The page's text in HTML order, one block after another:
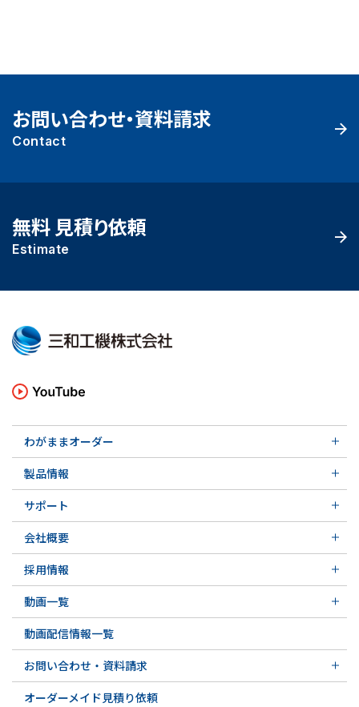
お問い合わせ・資料請求
Contact
無料 見積り依頼
Estimate
わがままオーダー
実例ご紹介
その他の導入事例
軸受け付きシールユニット
実例ご紹介
製品情報
特殊用途用メカニカルシール
メカニカルシールの不思議
サポート
実例ご紹介
会社概要
会社沿革
関連会社
採用情報
先輩の声
募集要項&FAQ
動画一覧
初級講座
専門用語の解説
動画配信情報一覧
お問い合わせ・資料請求
オーダーメイド見積り依頼